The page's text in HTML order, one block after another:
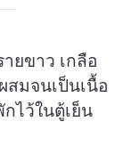
ยขาว เกลือ
สมจนเป็นเนื้อ
ไว้ในตู้เย็น